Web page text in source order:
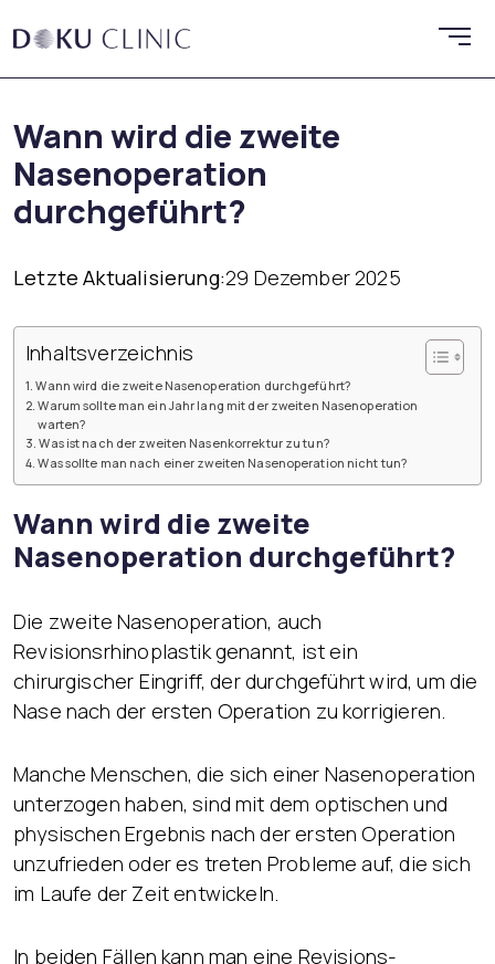
Wann wird die zweite
Nasenoperation
durchgeführt?
Letzte Aktualisierung:29 Dezember 2025
Inhaltsverzeichnis
Wann wird die zweite Nasenoperation durchgeführt?
Warum sollte man ein Jahr lang mit der zweiten Nasenoperation
warten?
Was ist nach der zweiten Nasenkorrektur zu tun?
Was sollte man nach einer zweiten Nasenoperation nicht tun?
Wann wird die zweite
Nasenoperation durchgeführt?
Die zweite Nasenoperation, auch
Revisionsrhinoplastik genannt, ist ein
chirurgischer Eingriff, der durchgeführt wird, um die
Nase nach der ersten Operation zu korrigieren.
Manche Menschen, die sich einer Nasenoperation
unterzogen haben, sind mit dem optischen und
physischen Ergebnis nach der ersten Operation
unzufrieden oder es treten Probleme auf, die sich
im Laufe der Zeit entwickeln.
In beiden Fällen kann man eine Revisions-